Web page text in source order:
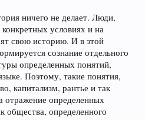
ничего не делает. Люди,
условиях и на
свою историю. И в этой
сознание отдельного
определенных понятий,
Поэтому, такие понятия,
капитализм, рантье и так
отражение определенных
общества, определенного